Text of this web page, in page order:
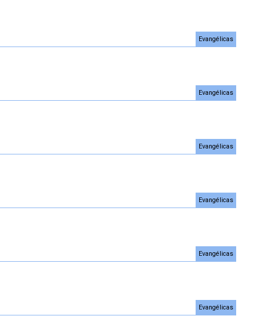
Evangélicas
Evangélicas
Evangélicas
Evangélicas
Evangélicas
Evangélicas